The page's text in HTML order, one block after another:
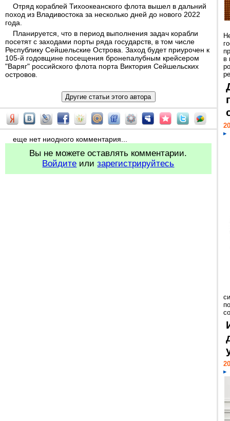
Отряд кораблей Тихоокеанского флота вышел в дальний
поход из Владивостока за несколько дней до нового 2022
года.
Планируется, что в период выполнения задач корабли
посетят с заходами порты ряда государств, в том числе
Республику Сейшельские Острова. Заход будет приурочен к
105-й годовщине посещения бронепалубным крейсером
"Варяг" российского флота порта Виктория Сейшельских
островов.
еще нет ниодного комментария...
Вы не можете оставлять комментарии.
Войдите илизарегистрируйтесь
в